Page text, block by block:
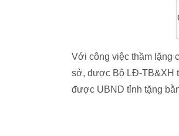
Với công việc thầm lặng
sở, được Bộ LĐ-TB&XH
được UBND tỉnh tặng